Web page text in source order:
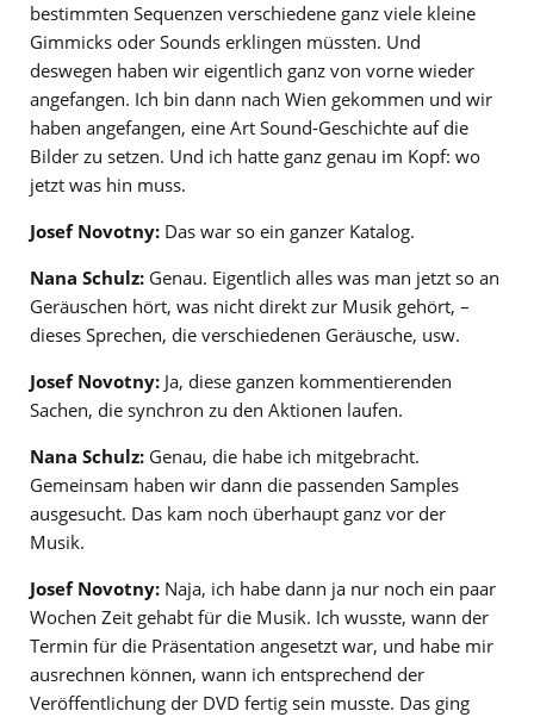
bestimmten Sequenzen verschiedene ganz viele kleine
Gimmicks oder Sounds erklingen müssten. Und
deswegen haben wir eigentlich ganz von vorne wieder
angefangen. Ich bin dann nach Wien gekommen und wir
haben angefangen, eine Art Sound-Geschichte auf die
Bilder zu setzen. Und ich hatte ganz genau im Kopf: wo
jetzt was hin muss.
Josef Novotny: Das war so ein ganzer Katalog.
Nana Schulz: Genau. Eigentlich alles was man jetzt so an
Geräuschen hört, was nicht direkt zur Musik gehört, –
dieses Sprechen, die verschiedenen Geräusche, usw.
Josef Novotny: Ja, diese ganzen kommentierenden
Sachen, die synchron zu den Aktionen laufen.
Nana Schulz: Genau, die habe ich mitgebracht.
Gemeinsam haben wir dann die passenden Samples
ausgesucht. Das kam noch überhaupt ganz vor der
Musik.
Josef Novotny: Naja, ich habe dann ja nur noch ein paar
Wochen Zeit gehabt für die Musik. Ich wusste, wann der
Termin für die Präsentation angesetzt war, und habe mir
ausrechnen können, wann ich entsprechend der
Veröffentlichung der DVD fertig sein musste. Das ging